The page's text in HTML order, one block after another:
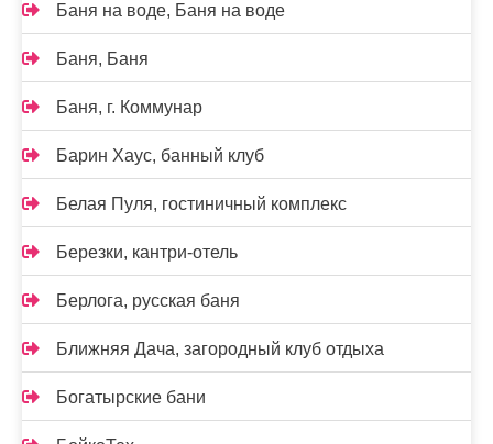
Баня на воде, Баня на воде
Баня, Баня
Баня, г. Коммунар
Барин Хаус, банный клуб
Белая Пуля, гостиничный комплекс
Березки, кантри-отель
Берлога, русская баня
Ближняя Дача, загородный клуб отдыха
Богатырские бани